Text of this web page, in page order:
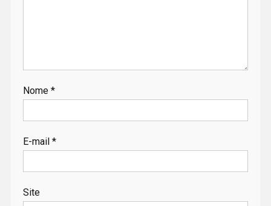
Nome *
E-mail *
Site